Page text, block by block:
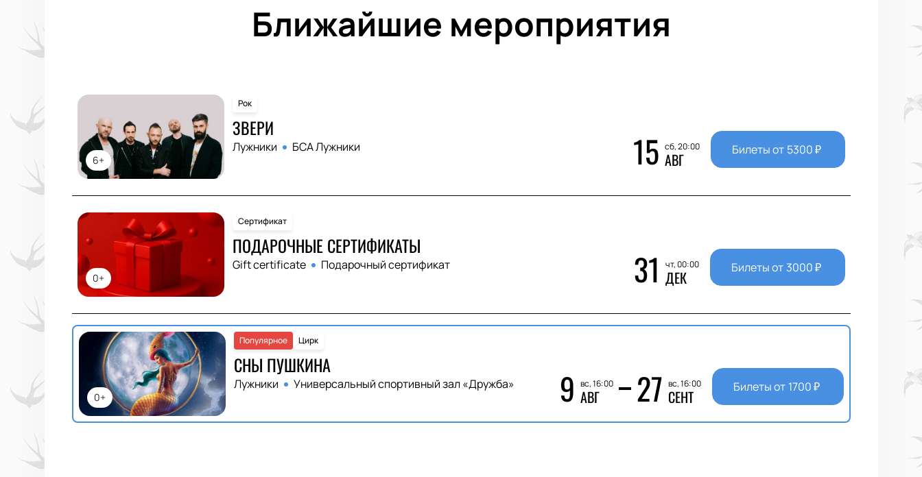
Ближайшие мероприятия
6+
Рок
ЗВЕРИ
Лужники БСА Лужники 15 сб, 20:00
АВГ Билеты от 5300₽
0+
Сертификат
ПОДАРОЧНЫЕ СЕРТИФИКАТЫ
Gift certificate Подарочный сертификат 31 чт, 00:00
ДЕК Билеты от 3000₽
0+
Цирк
Популярное
СНЫ ПУШКИНА
Лужники Универсальный спортивный зал «Дружба» 9 вс, 16:00
АВГ 27 вс, 16:00
СЕНТ Билеты от 1700₽